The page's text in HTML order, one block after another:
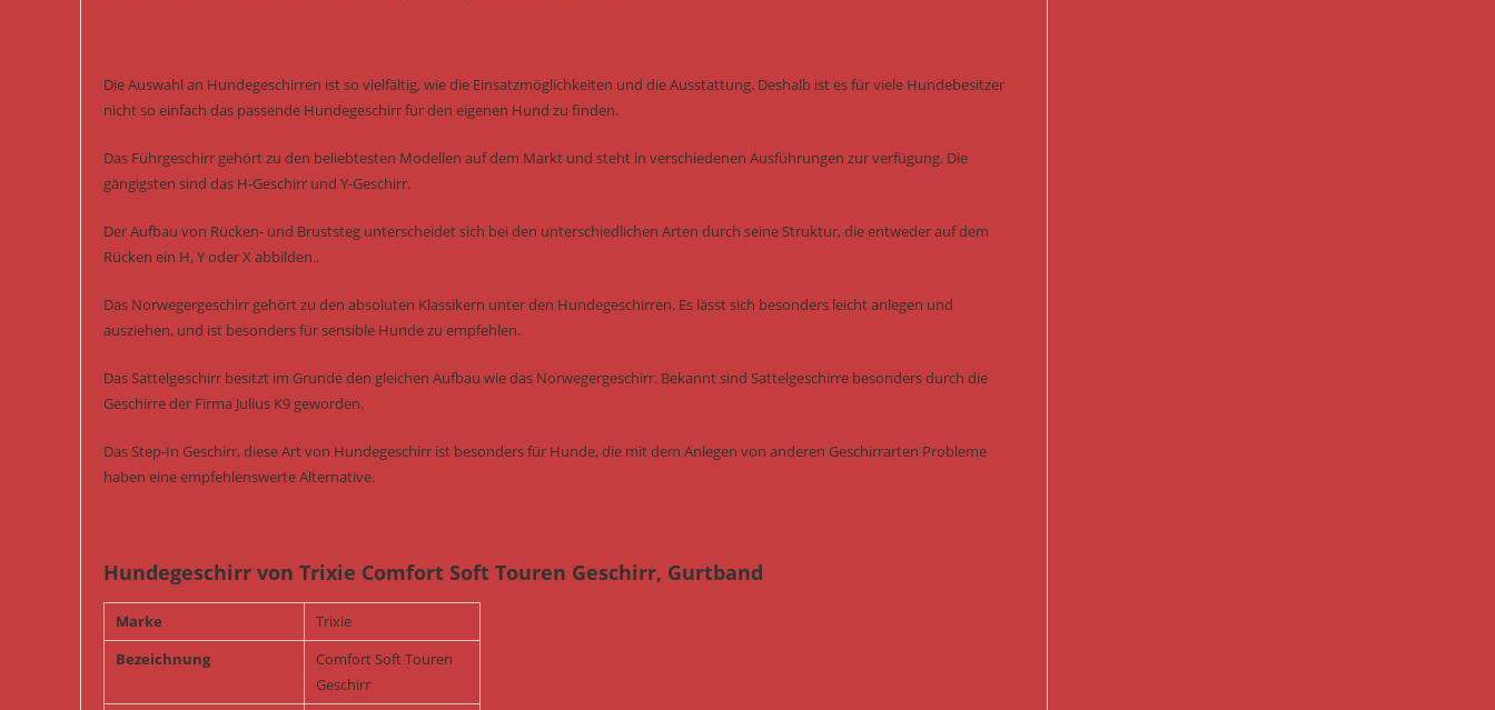
Die Auswahl an Hundegeschirren ist so vielfältig, wie die Einsatzmöglichkeiten und die Ausstattung. Deshalb ist es für viele Hundebesitzer
nicht so einfach das passende Hundegeschirr für den eigenen Hund zu finden.
Das Führgeschirr gehört zu den beliebtesten Modellen auf dem Markt und steht in verschiedenen Ausführungen zur verfügung. Die
gängigsten sind das H-Geschirr und Y-Geschirr.
Der Aufbau von Rücken- und Bruststeg unterscheidet sich bei den unterschiedlichen Arten durch seine Struktur, die entweder auf dem
Rücken ein H, Y oder X abbilden..
Das Norwegergeschirr gehört zu den absoluten Klassikern unter den Hundegeschirren. Es lässt sich besonders leicht anlegen und
ausziehen, und ist besonders für sensible Hunde zu empfehlen.
Das Sattelgeschirr besitzt im Grunde den gleichen Aufbau wie das Norwegergeschirr. Bekannt sind Sattelgeschirre besonders durch die
Geschirre der Firma Julius K9 geworden.
Das Step-In Geschirr, diese Art von Hundegeschirr ist besonders für Hunde, die mit dem Anlegen von anderen Geschirrarten Probleme
haben eine empfehlenswerte Alternative.
Hundegeschirr von Trixie Comfort Soft Touren Geschirr, Gurtband
Marke
Trixie
Bezeichnung
Comfort Soft Touren
Geschirr